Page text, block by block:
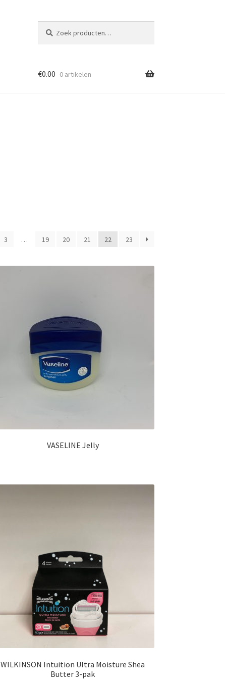
naar:
€0.00 0 artikelen
3 … 19 20 21 22 23
VASELINE Jelly
WILKINSON Intuition Ultra Moisture Shea
Butter 3-pak